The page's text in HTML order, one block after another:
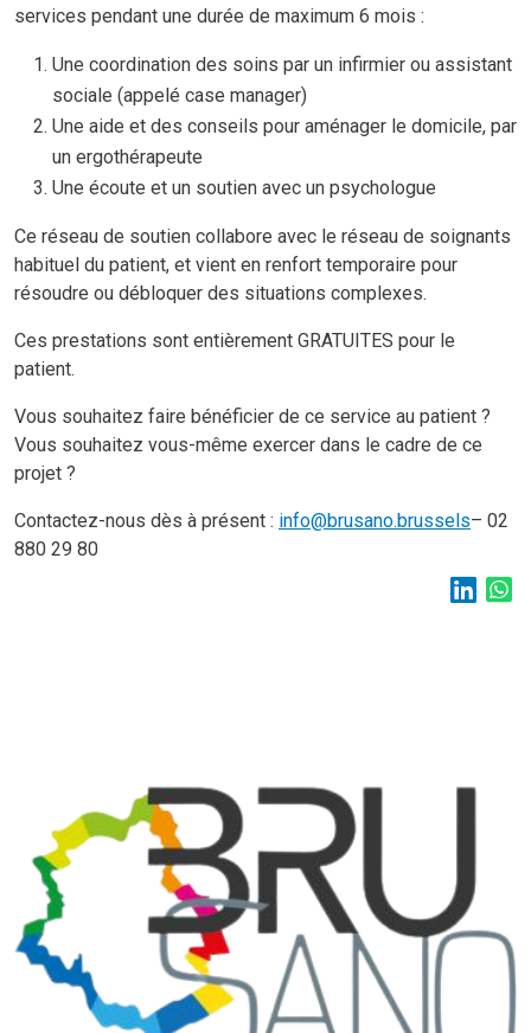
services pendant une durée de maximum 6 mois :
Une coordination des soins par un infirmier ou assistant
sociale (appelé case manager)
Une aide et des conseils pour aménager le domicile, par
un ergothérapeute
Une écoute et un soutien avec un psychologue
Ce réseau de soutien collabore avec le réseau de soignants
habituel du patient, et vient en renfort temporaire pour
résoudre ou débloquer des situations complexes.
Ces prestations sont entièrement GRATUITES pour le
patient.
Vous souhaitez faire bénéficier de ce service au patient ?
Vous souhaitez vous-même exercer dans le cadre de ce
projet ?
Contactez-nous dès à présent : info@brusano.brussels– 02
880 29 80